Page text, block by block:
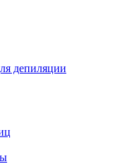
депиляции